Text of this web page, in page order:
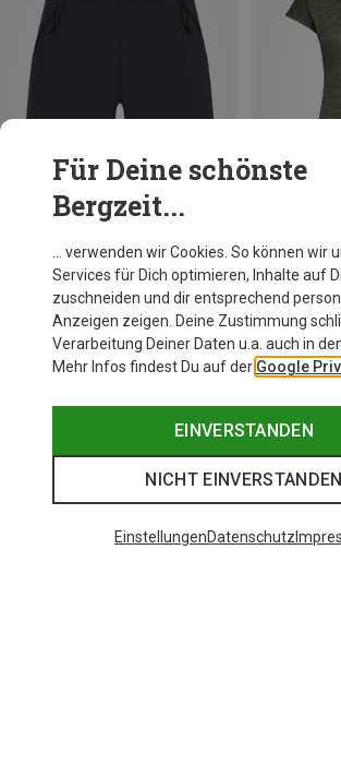
Du sparst 44% Du sparst
Beliebte Kategorien
Für Deine schönste
Bergzeit...
… verwenden wir Cookies. So können wir
Services für Dich optimieren, Inhalte auf
zuschneiden und dir entsprechend
Anzeigen zeigen. Deine Zustimmung
Verarbeitung Deiner Daten u.a. auch in
Mehr Infos findest Du auf der Google
EINVERSTANDEN
NICHT EINVERSTANDEN
EinstellungenDatenschutz